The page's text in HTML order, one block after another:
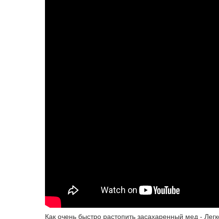
Как очень быстро растопить засахаренный мед -